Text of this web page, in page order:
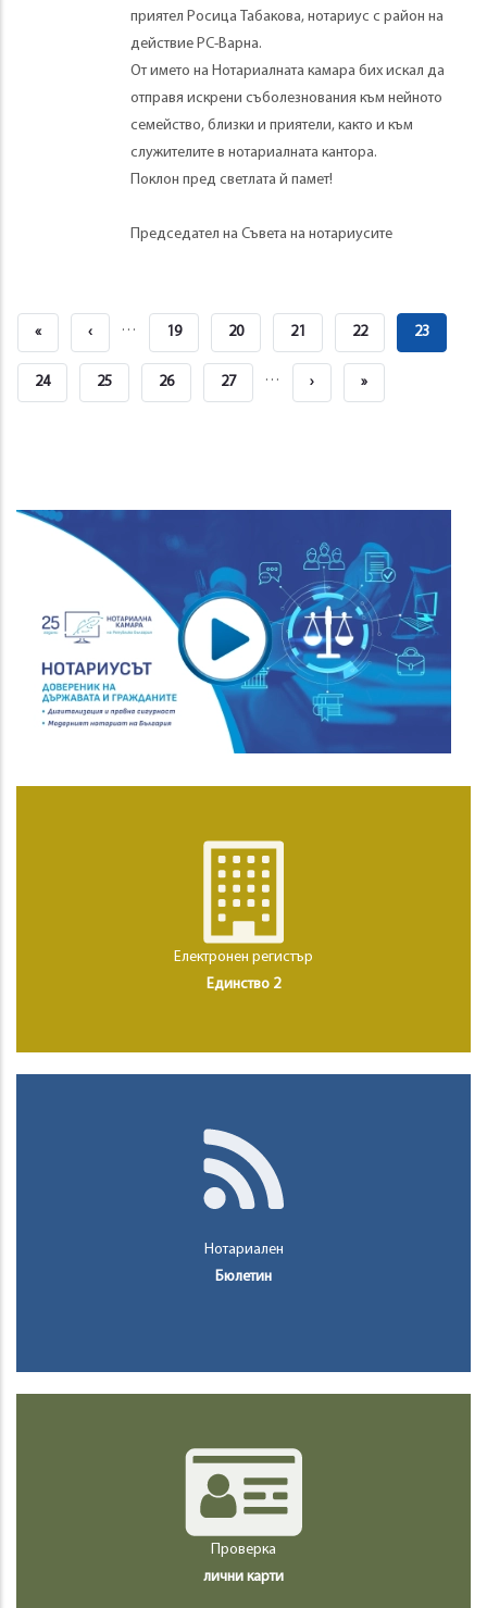
приятел Росица Табакова, нотариус с район на
действие РС-Варна.
От името на Нотариалната камара бих искал да
отправя искрени съболезнования към нейното
семейство, близки и приятели, както и към
служителите в нотариалната кантора.
Поклон пред светлата й памет!
Председател на Съвета на нотариусите
First
Page
« Previous
Page
‹ … Страница
19 Страница
20 Страница
21 Страница
22 Current
23
Страница
24 Страница
25 Страница
26 Страница
27 … Next
› Last
»
Електронен регистър
Единство 2
Нотариален
Бюлетин
Проверка
лични карти